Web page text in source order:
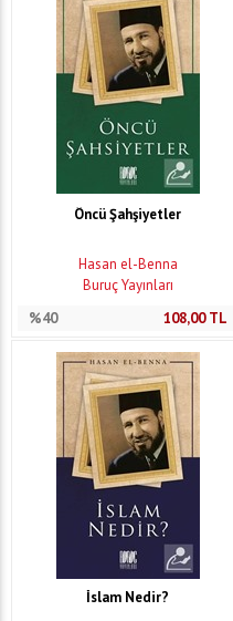
Öncü Şahşiyetler
Hasan el-Benna
Buruç Yayınları
%40
108,00TL
İslam Nedir?